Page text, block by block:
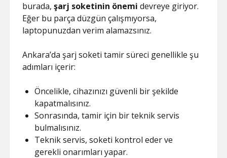
burada,şarj soketinin önemi devreye giriyor.
Eğer bu parça düzgün çalışmıyorsa,
laptopunuzdan verim alamazsınız.
Ankara’da şarj soketi tamir süreci genellikle şu
adımları içerir:
Öncelikle, cihazınızı güvenli bir şekilde
kapatmalısınız.
Sonrasında, tamir için bir teknik servis
bulmalısınız.
Teknik servis, soketi kontrol eder ve
gerekli onarımları yapar.